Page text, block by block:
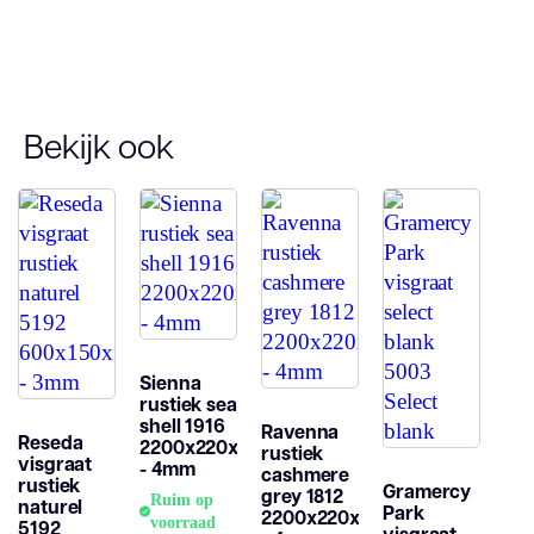
Bekijk ook
Reseda
visgraat
rustiek
naturel
5192
Sienna
rustiek sea
shell 1916
2200x220x15mm
- 4mm
Ruim op
voorraad
Ravenna
rustiek
cashmere
grey 1812
2200x220x15mm
Gramercy
Park